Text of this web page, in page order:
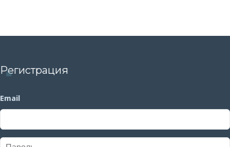
Регистрация
Email